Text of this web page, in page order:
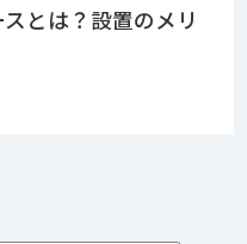
とは？設置のメリ